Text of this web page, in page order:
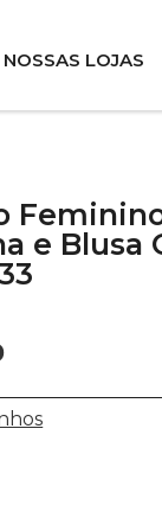
NOSSAS LOJAS
e Blusa